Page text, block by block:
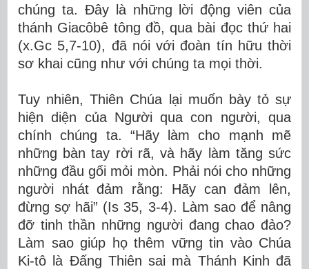
chúng ta. Đây là những lời động viên của
thánh Giacôbê tông đồ, qua bài đọc thứ hai
(x.Gc 5,7-10), đã nói với đoàn tín hữu thời
sơ khai cũng như với chúng ta mọi thời.
Tuy nhiên, Thiên Chúa lại muốn bày tỏ sự
hiện diện của Người qua con người, qua
chính chúng ta. “Hãy làm cho mạnh mẽ
những bàn tay rời rã, và hãy làm tăng sức
những đầu gối mỏi mòn. Phải nói cho những
người nhát đảm rằng: Hãy can đảm lên,
đừng sợ hãi” (Is 35, 3-4). Làm sao để nâng
đỡ tinh thần những người đang chao đảo?
Làm sao giúp họ thêm vững tin vào Chúa
Ki-tô là Đấng Thiên sai mà Thánh Kinh đã